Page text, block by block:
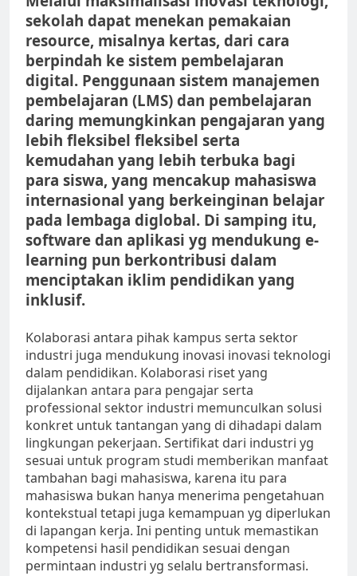
sekolah dapat menekan pemakaian
resource, misalnya kertas, dari cara
berpindah ke sistem pembelajaran
digital. Penggunaan sistem manajemen
pembelajaran (LMS) dan pembelajaran
daring memungkinkan pengajaran yang
lebih fleksibel fleksibel serta
kemudahan yang lebih terbuka bagi
para siswa, yang mencakup mahasiswa
internasional yang berkeinginan belajar
pada lembaga diglobal. Di samping itu,
software dan aplikasi yg mendukung e-
learning pun berkontribusi dalam
menciptakan iklim pendidikan yang
inklusif.
Kolaborasi antara pihak kampus serta sektor
industri juga mendukung inovasi inovasi teknologi
dalam pendidikan. Kolaborasi riset yang
dijalankan antara para pengajar serta
professional sektor industri memunculkan solusi
konkret untuk tantangan yang di dihadapi dalam
lingkungan pekerjaan. Sertifikat dari industri yg
sesuai untuk program studi memberikan manfaat
tambahan bagi mahasiswa, karena itu para
mahasiswa bukan hanya menerima pengetahuan
kontekstual tetapi juga kemampuan yg diperlukan
di lapangan kerja. Ini penting untuk memastikan
kompetensi hasil pendidikan sesuai dengan
permintaan industri yg selalu bertransformasi.